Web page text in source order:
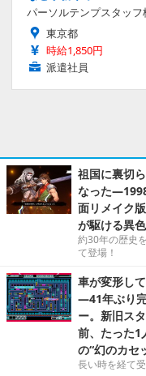
パーソルテンプスタッフ
東京都
時給1,850円
派遣社員
祖国に裏切
なった
面リメイク
が駆ける異
約30年の歴史
て登場！
車が変形し
―41年ぶり
ー。新旧ス
前、たった1
の“幻のカセ
長い時を経て